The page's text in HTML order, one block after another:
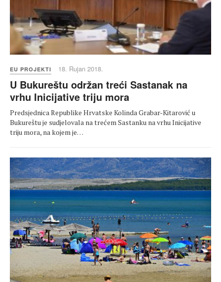
EU PROJEKTI 18. Rujan 2018.
U Bukureštu održan treći Sastanak na
vrhu Inicijative triju mora
Predsjednica Republike Hrvatske Kolinda Grabar-Kitarović u
Bukureštu je sudjelovala na trećem Sastanku na vrhu Inicijative
triju mora, na kojem je…